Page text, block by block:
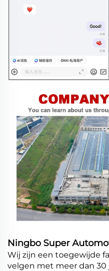
Ningbo Super
Wij zijn een toegewijde
velgen met meer dan 30